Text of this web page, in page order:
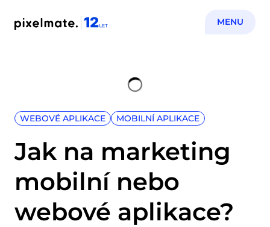
MENU
WEBOVÉ APLIKACE MOBILNÍ APLIKACE
Jak na marketing
mobilní nebo
webové aplikace?